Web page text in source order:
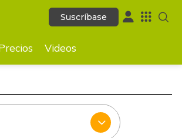
Suscríbase
Suscríbase
Videos